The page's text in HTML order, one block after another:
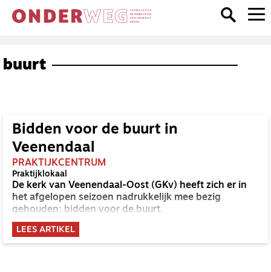
buurt
Bidden voor de buurt in
Veenendaal
PRAKTIJKCENTRUM
Praktijklokaal
De kerk van Veenendaal-Oost (GKv) heeft zich er in
het afgelopen seizoen nadrukkelijk mee bezig
gehouden: bidden voor de buurt.
LEES ARTIKEL